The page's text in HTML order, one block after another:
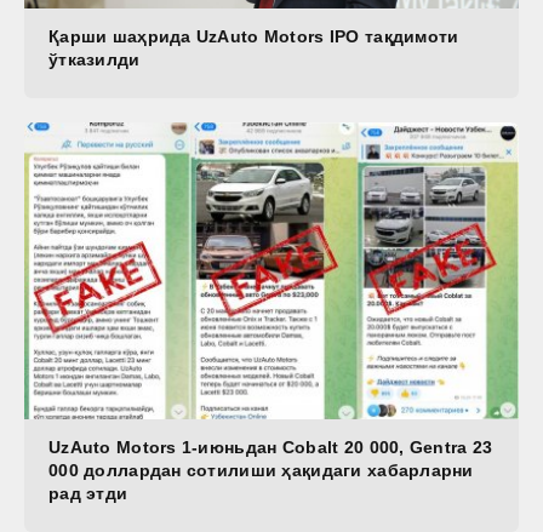
Қарши шаҳрида UzAuto Motors IPO тақдимоти
ўтказилди
UzAuto Motors 1-июньдан Cobalt 20 000, Gentra 23
000 доллардан сотилиши ҳақидаги хабарларни
рад этди